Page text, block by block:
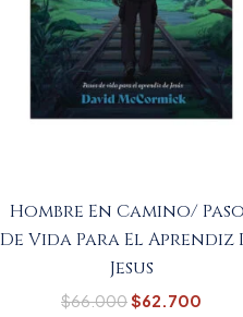
Hombre En Camino/
De Vida Para El Aprendiz
Jesus
$66.000$62.700